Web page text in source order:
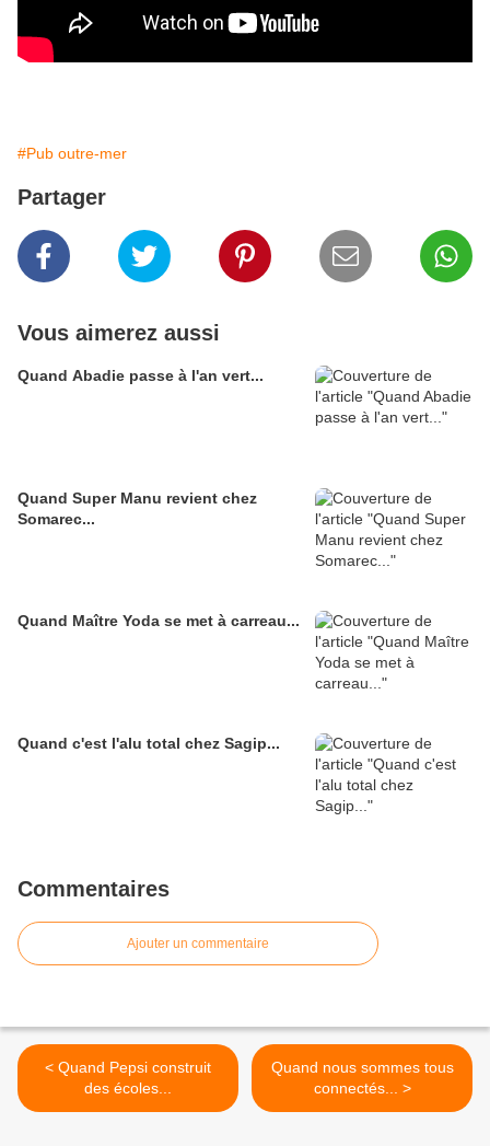
#Pub outre-mer
Partager
Vous aimerez aussi
Quand Abadie passe à l'an vert...
Quand Super Manu revient chez
Somarec...
Quand Maître Yoda se met à carreau...
Quand c'est l'alu total chez Sagip...
Commentaires
Ajouter un commentaire
< Quand Pepsi construit
des écoles...
Quand nous sommes tous
connectés... >